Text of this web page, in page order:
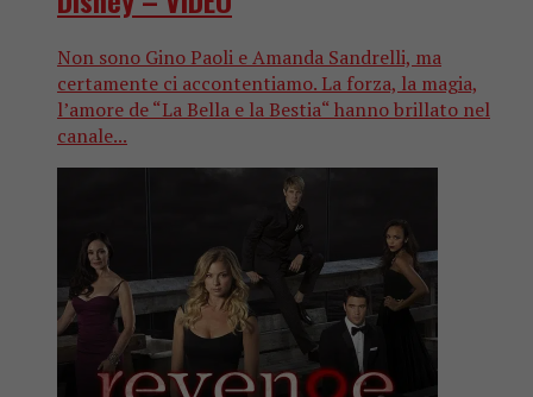
Non sono Gino Paoli e Amanda Sandrelli, ma
certamente ci accontentiamo. La forza, la magia,
l’amore de “La Bella e la Bestia“ hanno brillato nel
canale...